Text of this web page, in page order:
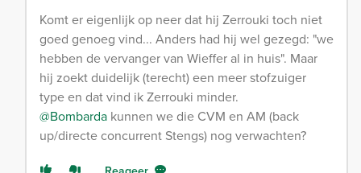
Komt er eigenlijk op neer dat hij Zerrouki toch niet
goed genoeg vind... Anders had hij wel gezegd: "we
hebben de vervanger van Wieffer al in huis". Maar
hij zoekt duidelijk (terecht) een meer stofzuiger
type en dat vind ik Zerrouki minder.
@Bombarda kunnen we die CVM en AM (back
up/directe concurrent Stengs) nog verwachten?